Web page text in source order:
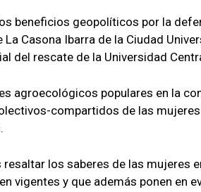
beneficios geopolíticos por la
La Casona Ibarra de la Ciudad
del rescate de la Universidad
agroecológicos populares en la
compartidos de las
resaltar los saberes de las mujeres
vigentes y que además ponen en